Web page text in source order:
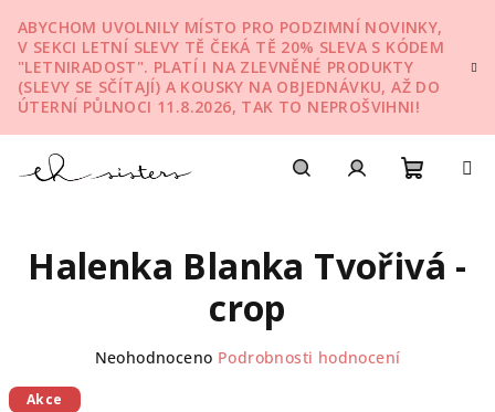
na
obsah
ABYCHOM UVOLNILY MÍSTO PRO PODZIMNÍ NOVINKY,
V SEKCI LETNÍ SLEVY TĚ ČEKÁ TĚ 20% SLEVA S KÓDEM
"LETNIRADOST". PLATÍ I NA ZLEVNĚNÉ PRODUKTY
(SLEVY SE SČÍTAJÍ) A KOUSKY NA OBJEDNÁVKU, AŽ DO
ÚTERNÍ PŮLNOCI 11.8.2026, TAK TO NEPROŠVIHNI!
košík
Halenka Blanka Tvořivá -
crop
produktu
Neohodnoceno Podrobnosti hodnocení
Akce